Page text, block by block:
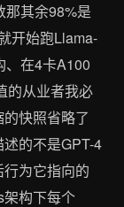
那其余98%是
开始跑Llama-
、在4卡A100
的从业者我必
快照省略了
的不是GPT-4
为它指向的
架构下每个